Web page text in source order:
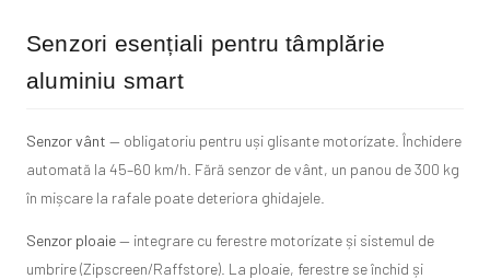
Senzori esențiali pentru tâmplărie
aluminiu smart
Senzor vânt — obligatoriu pentru uși glisante motorízate. Închidere
automată la 45–60 km/h. Fără senzor de vânt, un panou de 300 kg
în mișcare la rafale poate deteriora ghidajele.
Senzor ploaie— integrare cu ferestre motorízate și sistemul de
umbrire (Zipscreen/Raffstore). La ploaie, ferestre se închid și